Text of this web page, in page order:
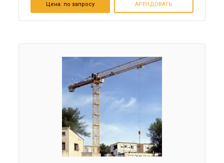
Цена: по запросу АРЕНДОВАТЬ